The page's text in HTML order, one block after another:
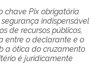
chave Pix obrigatória
indispensável
de recursos públicos,
entre o declarante e o
a ótica do cruzamento
é juridicamente